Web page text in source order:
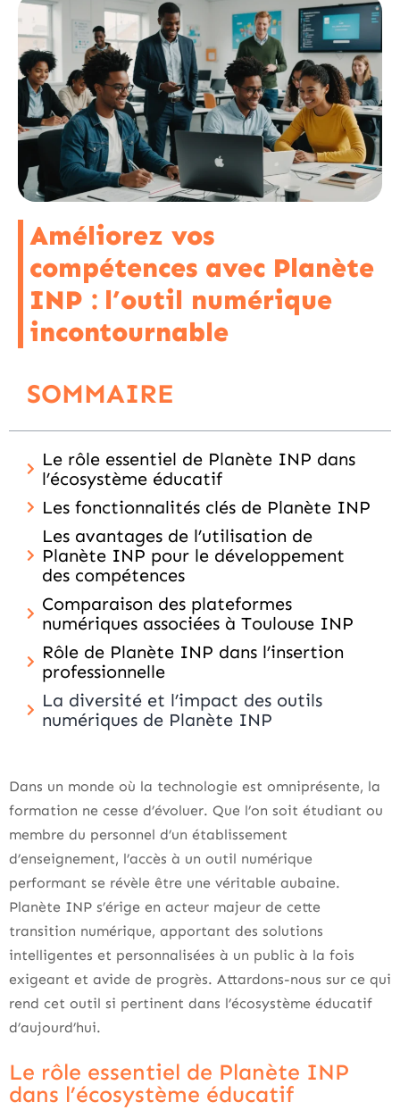
Améliorez vos
compétences avec Planète
INP : l’outil numérique
incontournable
SOMMAIRE
Le rôle essentiel de Planète INP dans
l’écosystème éducatif
Les fonctionnalités clés de Planète INP
Les avantages de l’utilisation de
Planète INP pour le développement
des compétences
Comparaison des plateformes
numériques associées à Toulouse INP
Rôle de Planète INP dans l’insertion
professionnelle
La diversité et l’impact des outils
numériques de Planète INP
Dans un monde où la technologie est omniprésente, la
formation ne cesse d’évoluer. Que l’on soit étudiant ou
membre du personnel d’un établissement
d’enseignement, l’accès à un outil numérique
performant se révèle être une véritable aubaine.
Planète INP s’érige en acteur majeur de cette
transition numérique, apportant des solutions
intelligentes et personnalisées à un public à la fois
exigeant et avide de progrès. Attardons-nous sur ce qui
rend cet outil si pertinent dans l’écosystème éducatif
d’aujourd’hui.
Le rôle essentiel de Planète INP
dans l’écosystème éducatif